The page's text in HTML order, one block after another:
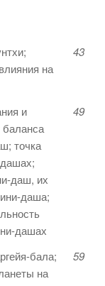
на
43
и
точка
даш, их
даша;
дашах
49
бала;
на
59